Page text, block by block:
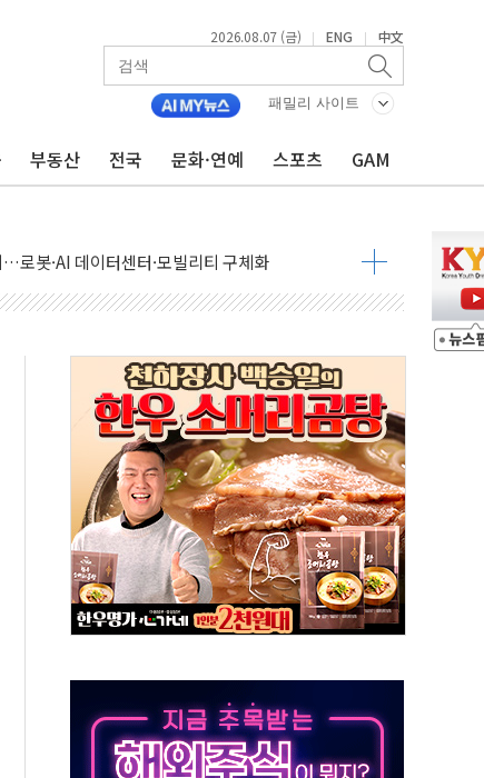
2026.08.07 (금) | ENG | 中文
패밀리 사이트
부동산 전국 문화·연예 스포츠 GAM
상승… "2분기 기업 순이익 21% 증가" 전망
큐·도어대시↑ VS 샌디스크·피그마·앱러빈↓
상법·자본시장법 개정 논의"
급 안보 점검회의
즈 재개방 기대에 강세
지, 상승...호실적 보고 기업 상승세 뚜렷
사파리' 공격… 시민들 공포감 극대화 전략
총 기대감에 홀로 상한가…마진 잔액은 사상 최고
위험수위…숨은 차입이 더 큰 변수"
1단계 진압 중
쟁상대 中과 비교해야"
는 '선봉'의 대민 봉사
1발 발사… 올해 10번째·42일 만 도발
보 위기… 반군·마약카르텔이 습득해 전투 활용
한 표면 부식 물질"